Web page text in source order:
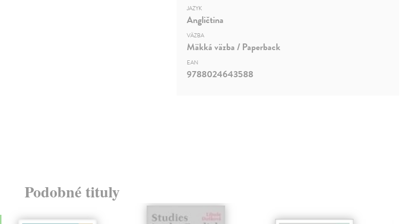
JAZYK
Angličtina
VÄZBA
Mäkká väzba / Paperback
EAN
9788024643588
Podobné tituly